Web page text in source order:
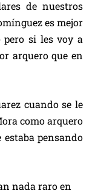
de nuestros
es mejor
pero si les voy a
arquero que en
cuando se le
como arquero
pensando
nada raro en